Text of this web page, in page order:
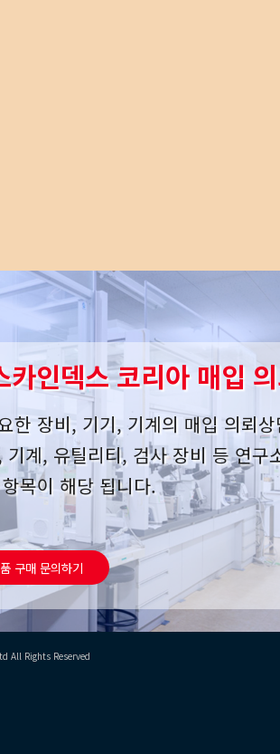
카인덱스 코리아 매입
한 장비, 기기, 기계의 매입 의뢰
기계, 유틸리티, 검사 장비 등 연구
목이 해당 됩니다.
구매 문의하기
All Rights Reserved